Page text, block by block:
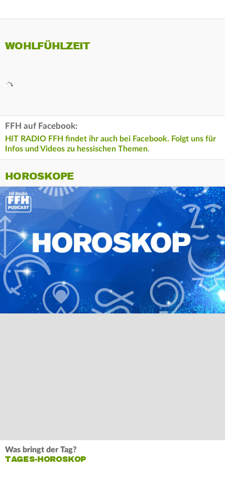
WOHLFÜHLZEIT
FFH auf Facebook:
HIT RADIO FFH findet ihr auch bei Facebook. Folgt uns für
Infos und Videos zu hessischen Themen.
HOROSKOPE
Was bringt der Tag?
TAGES-HOROSKOP